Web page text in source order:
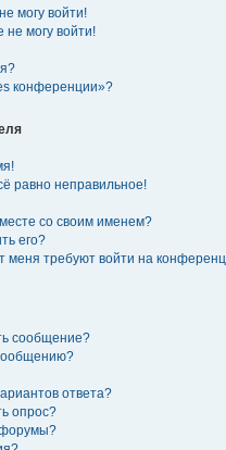
могу войти!
не могу войти!
конференции»?
равно неправильное!
со своим именем?
его?
меня требуют войти на
сообщение?
ответа?
опрос?